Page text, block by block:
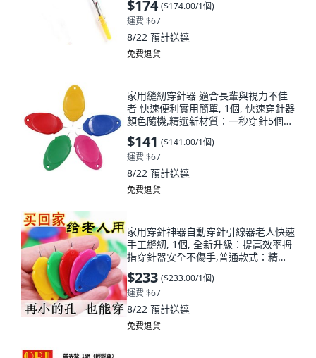
$174 ($174.00/1個)
運費 $67
8/22 預計送達
免費退貨
家用縫紉穿針器 適合長輩與視力不佳
者 快速便利實用簡單, 1個, 快速穿針器
顏色隨機,精選新材質：一秒穿針5個裝
居家必備
$141 ($141.00/1個)
運費 $67
8/22 預計送達
免費退貨
家用穿針神器自動穿針引線器老人快速
手工縫紉, 1個, 全新升級：提高效率拇
指穿針器安全不傷手,普通款式：精準
無誤1個裝省時省力, N/A
$233 ($233.00/1個)
運費 $67
8/22 預計送達
免費退貨